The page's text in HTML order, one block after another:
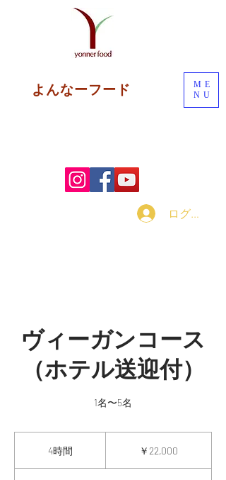
よんなーフード
ログイン
ME
NU
ヴィーガンコース
（ホテル送迎付）
1名〜5名
4時間 ￥22,000